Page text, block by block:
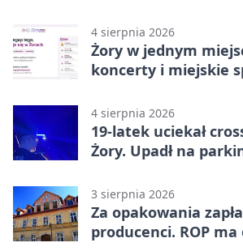
4 sierpnia 2026
Żory w jednym
koncerty i miejskie
4 sierpnia 2026
19-latek uciekał
Żory. Upadł na
3 sierpnia 2026
Za opakowania
producenci. ROP ma